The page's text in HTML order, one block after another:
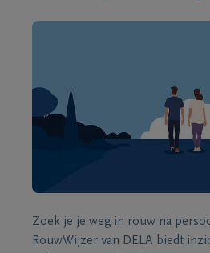
Zoek je je weg in rouw na
RouwWijzer van DELA biedt